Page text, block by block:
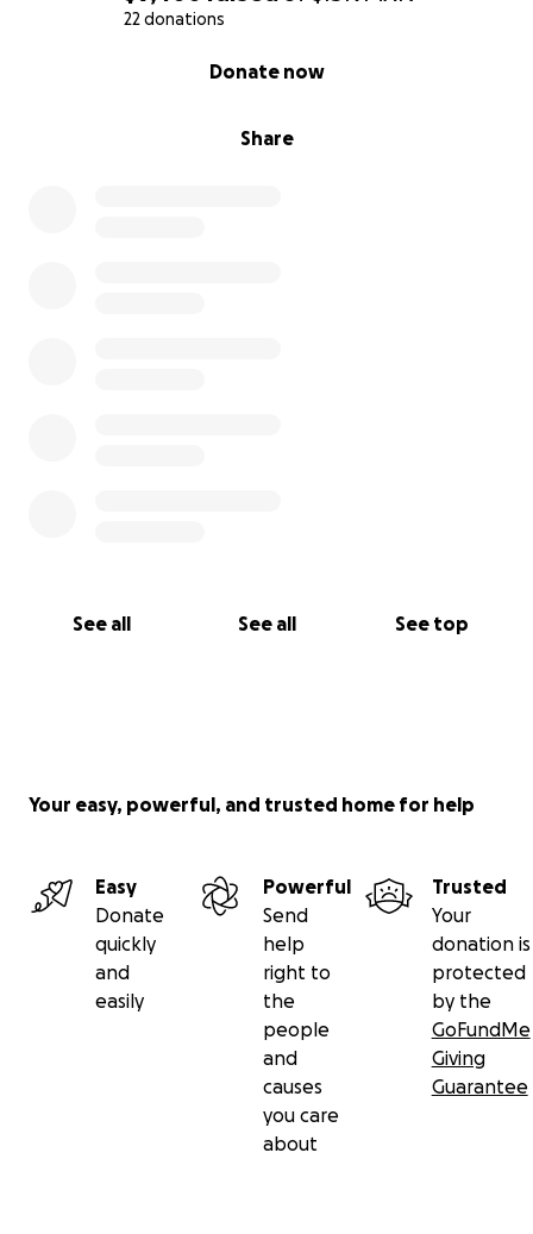
22 donations
Share
Donate now
See all See all See top
Your easy, powerful, and trusted home for help
Easy
Donate
quickly
and
easily
Powerful
Send
help
right to
the
people
and
causes
you care
about
Trusted
Your
donation is
protected
by the
GoFundMe
Giving
Guarantee